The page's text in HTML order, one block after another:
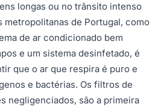
longas ou no trânsito intenso
metropolitanas de Portugal, como
de ar condicionado bem
e um sistema desinfetado, é
que o ar que respira é puro e
e bactérias. Os filtros de
negligenciados, são a primeira